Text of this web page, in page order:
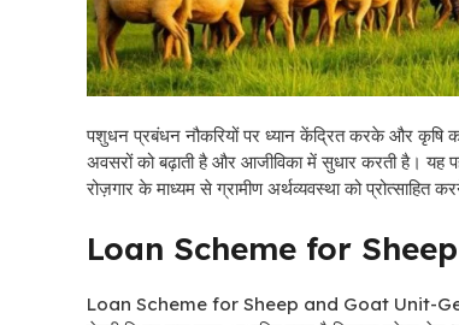
पशुधन प्रबंधन नौकरियों पर ध्यान केंद्रित करके और कृषि
अवसरों को बढ़ाती है और आजीविका में सुधार करती है।यह
रोज़गार के माध्यम से ग्रामीण अर्थव्यवस्था को प्रोत्साहित
Loan Scheme for
Loan Scheme for Sheep and Goat Unit-